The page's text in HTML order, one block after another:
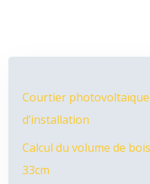
Courtier
d’installation
Calcul du volume de
33cm